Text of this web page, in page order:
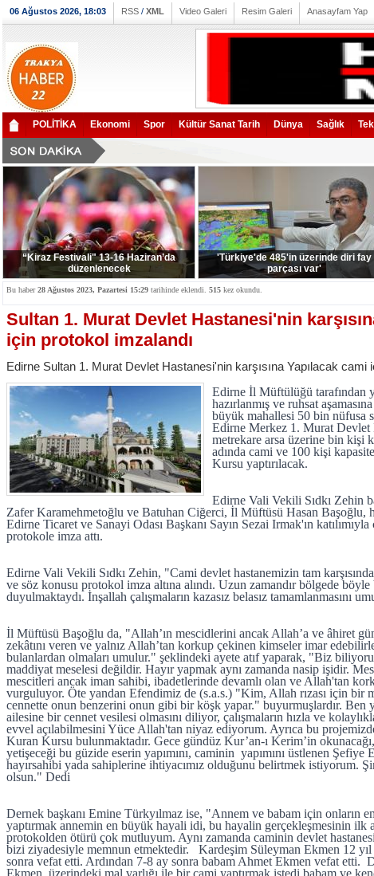
06 Ağustos 2026, 18:03 RSS / XML Video Galeri Resim Galeri Anasayfam Yap
POLİTİKA Ekonomi Spor Kültür Sanat Tarih Dünya Sağlık
“Kiraz Festivali" 13-16 Haziran’da
düzenlenecek
'Türkiye'de 485'in üzerinde diri fay
parçası var'
Bu haber28 Ağustos 2023, Pazartesi 15:29 tarihinde eklendi. 515 kez okundu.
Sultan 1. Murat Devlet Hastanesi'nin
için protokol imzalandı
Edirne Sultan 1. Murat Devlet Hastanesi'nin karşısına Yapılacak cami
Edirne İl Müftülüğü tarafından
hazırlanmış ve ruhsat
büyük mahallesi 50 bin nüfusa
Edirne Merkez 1. Murat Devlet
metrekare arsa üzerine bin kişi
adında cami ve 100 kişi
Kursu yaptırılacak.
Edirne Vali Vekili Sıdkı Zehin
Zafer Karamehmetoğlu ve Batuhan Ciğerci, İl Müftüsü Hasan Başoğlu,
Edirne Ticaret ve Sanayi Odası Başkanı Sayın Sezai Irmak'ın katılımıyla
protokole imza attı.
Edirne Vali Vekili Sıdkı Zehin, "Cami devlet hastanemizin tam
ve söz konusu protokol imza altına alındı. Uzun zamandır bölgede
duyulmaktaydı. İnşallah çalışmaların kazasız belasız tamamlanmasını
İl Müftüsü Başoğlu da, "Allah’ın mescidlerini ancak Allah’a ve âhiret
zekâtını veren ve yalnız Allah’tan korkup çekinen kimseler imar
bulanlardan olmaları umulur." şeklindeki ayete atıf yaparak, "Biz
maddiyat meselesi değildir. Hayır yapmak aynı zamanda nasip işidir.
mescitleri ancak iman sahibi, ibadetlerinde devamlı olan ve Allah'tan
vurguluyor. Öte yandan Efendimiz de (s.a.s.) "Kim, Allah rızası için bir
cennette onun benzerini onun gibi bir köşk yapar." buyurmuşlardır. Ben
ailesine bir cennet vesilesi olmasını diliyor, çalışmaların hızla ve
evvel açılabilmesini Yüce Allah'tan niyaz ediyorum. Ayrıca bu
Kuran Kursu bulunmaktadır. Gece gündüz Kur’an-ı Kerim’in
yetişeceği bu güzide eserin yapımını, caminin yapımını üstlenen
hayırsahibi yada sahiplerine ihtiyacımız olduğunu belirtmek istiyorum.
olsun." Dedi
Dernek başkanı Emine Türkyılmaz ise, "Annem ve babam için onların
yaptırmak annemin en büyük hayali idi, bu hayalin gerçekleşmesinin ilk
protokolden ötürü çok mutluyum. Aynı zamanda caminin devlet
bizi ziyadesiyle memnun etmektedir. Kardeşim Süleyman Ekmen 12 yıl
sonra vefat etti. Ardından 7-8 ay sonra babam Ahmet Ekmen vefat etti.
Ekmen, üzerindeki mal varlığı ile bir cami yaptırmak istedi babam ve